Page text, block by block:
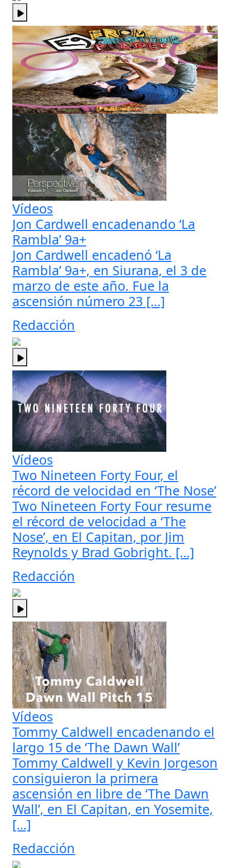
Vídeos
Jon Cardwell encadenando ‘La
Rambla’ 9a+
Jon Cardwell encadenó ‘La
Rambla’ 9a+, en Siurana, el 3 de
marzo de este año. Fue la
ascensión número 23 […]
Redacción
Vídeos
Two Nineteen Forty Four, el
récord de velocidad en ‘The Nose’
Two Nineteen Forty Four resume
el récord de velocidad a ‘The
Nose’, en El Capitan, por Jim
Reynolds y Brad Gobright. […]
Redacción
Vídeos
Tommy Caldwell encadenando el
largo 15 de ‘The Dawn Wall’
Tommy Caldwell y Kevin Jorgeson
consiguieron la primera
ascensión en libre de ‘The Dawn
Wall’, en El Capitan, en Yosemite,
[…]
Redacción